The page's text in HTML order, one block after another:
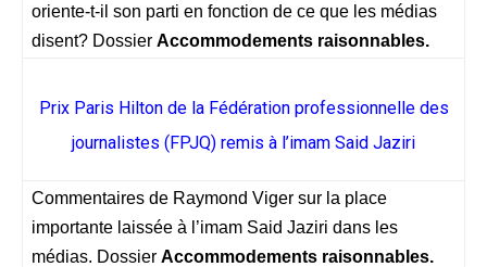
oriente-t-il son parti en fonction de ce que les médias
disent? Dossier Accommodements raisonnables.
Prix Paris Hilton de la Fédération professionnelle des
journalistes (FPJQ) remis à l’imam Said Jaziri
Commentaires de Raymond Viger sur la place
importante laissée à l’imam Said Jaziri dans les
médias. Dossier Accommodements raisonnables.